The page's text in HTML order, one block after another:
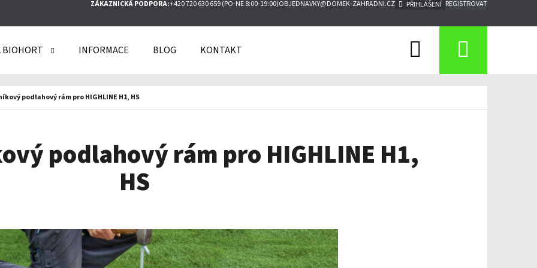
ZÁKAZNICKÁ PODPORA:+420 720 630 659 (PO-NE 8:00-19:00)OBJEDNAVKY@DOMEK-ZAHRADNI.CZ PŘIHLÁŠENÍ REGISTROVAT
BIOHORT INFORMACE BLOG KONTAKT Hledat
podlahový rám pro HIGHLINE H1, HS
podlahový rám pro HIGHLINE H1,
HS
DOPORUČUJEME